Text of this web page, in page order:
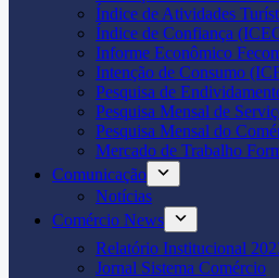
Índice de Atividades
Índice de Confiança
Informe Econômico
Intenção de Consumo
Pesquisa de
Pesquisa Mensal de
Pesquisa Mensal do
Mercado de Trabalho
Comunicação
Notícias
Comércio News
Relatório Institucional
Jornal Sistema Comércio